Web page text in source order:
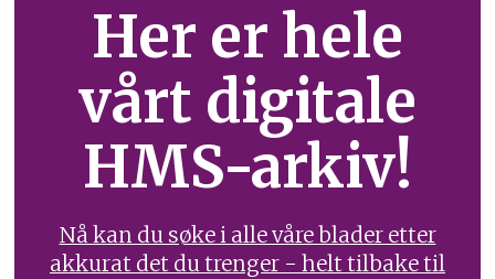
Her er hele
vårt digitale
HMS-arkiv!
Nå kan du søke i alle våre blader etter
akkurat det du trenger - helt tilbake til